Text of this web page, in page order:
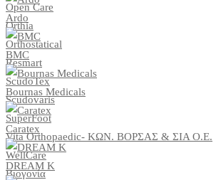
Open Care
Orthia
Orthostatical
Resmart
ScudoTex
Scudovaris
SuperFoot
Vita Orthopaedic- ΚΩΝ. ΒΟΡΣΑΣ & ΣΙΑ Ο.Ε.
WellCare
Βιογονία
Ardo
BMC
Bournas Medicals
Caratex
DREAM K